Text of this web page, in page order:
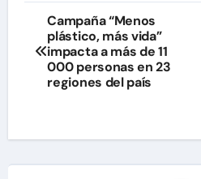
Navegación
de
entradas
Campaña “Menos
plástico, más vida”
impacta a más de 11
000 personas en 23
regiones del país